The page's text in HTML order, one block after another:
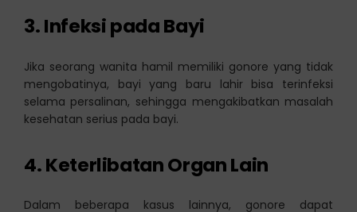
3.Infeksi pada Bayi
Jika seorang wanita hamil memiliki gonore yang tidak
mengobatinya, bayi yang baru lahir bisa terinfeksi
selama persalinan, sehingga mengakibatkan masalah
kesehatan serius pada bayi.
4.Keterlibatan Organ Lain
Dalam beberapa kasus lainnya, gonore dapat